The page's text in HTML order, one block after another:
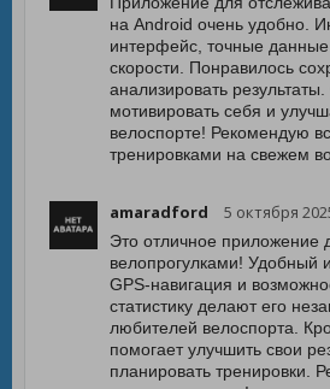
на Android очень удобно.
интерфейс, точные
скорости. Понравилось
анализировать
мотивировать себя и
велоспорте! Рекомендую
тренировками на свежем
amaradford 5 октября
Это отличное приложение
велопрогулками! Удобный
GPS-навигация и
статистику делают его
любителей велоспорта.
помогает улучшить свои
планировать тренировки.